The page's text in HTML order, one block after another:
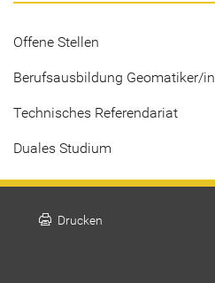
Offene Stellen
Berufsausbildung Geomatiker/in
Technisches Referendariat
Duales Studium
print Drucken